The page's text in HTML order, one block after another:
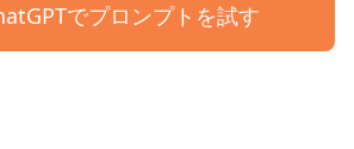
でプロンプトを試す